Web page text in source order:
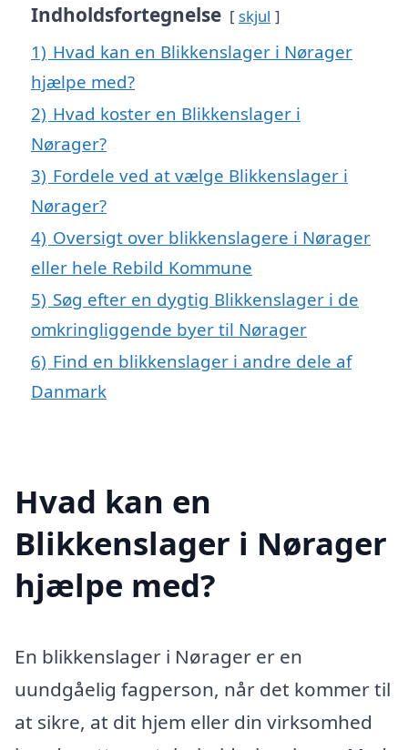
Indholdsfortegnelse skjul
1) Hvad kan en Blikkenslager i Nørager
hjælpe med?
2) Hvad koster en Blikkenslager i
Nørager?
3) Fordele ved at vælge Blikkenslager i
Nørager?
4) Oversigt over blikkenslagere i Nørager
eller hele Rebild Kommune
5) Søg efter en dygtig Blikkenslager i de
omkringliggende byer til Nørager
6) Find en blikkenslager i andre dele af
Danmark
Hvad kan en
Blikkenslager i Nørager
hjælpe med?
En blikkenslager i Nørager er en
uundgåelig fagperson, når det kommer til
at sikre, at dit hjem eller din virksomhed